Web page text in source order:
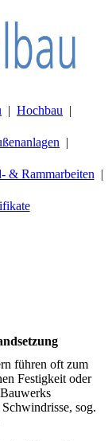
Hochbau
& Rammarbeiten
führen oft zum
Festigkeit oder
sog.